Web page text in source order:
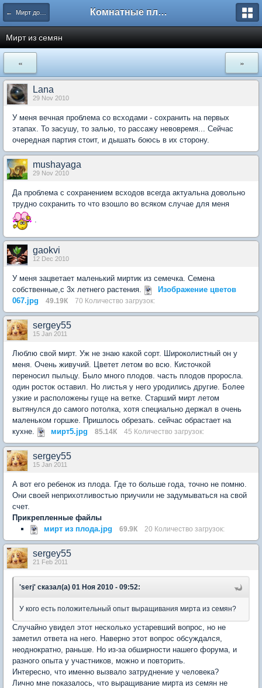
← Мирт дома твоего Комнатные плодовые экзоты
Мирт из семян
« »
Lana
29 Nov 2010
У меня вечная проблема со всходами - сохранить на первых
этапах. То засушу, то залью, то рассажу невовремя... Сейчас
очередная партия стоит, и дышать боюсь в их сторону.
mushayaga
29 Nov 2010
Да проблема с сохранением всходов всегда актуальна довольно
трудно сохранить то что взошло во всяком случае для меня
gaokvi
12 Dec 2010
У меня зацветает маленький миртик из семечка. Семена
собственные,с 3х летнего растения.
Изображение цветов
067.jpg
49.19К 70 Количество загрузок:
sergey55
15 Jan 2011
Люблю свой мирт. Уж не знаю какой сорт. Широколистный он у
меня. Очень живучий. Цветет летом во всю. Кисточкой
переносил пыльцу. Было много плодов. часть плодов проросла.
один росток оставил. Но листья у него уродились другие. Более
узкие и расположены гуще на ветке. Старший мирт летом
вытянулся до самого потолка, хотя специально держал в очень
маленьком горшке. Пришлось обрезать. сейчас обрастает на
кухне.
мирт5.jpg 85.14К 45 Количество загрузок:
sergey55
15 Jan 2011
А вот его ребенок из плода. Где то больше года, точно не помню.
Они своей неприхотливостью приучили не задумываться на свой
счет.
Прикрепленные файлы
мирт из плода.jpg
69.9К 20 Количество загрузок:
sergey55
21 Feb 2011
'serj' сказал(а) 01 Ноя 2010 - 09:52:
У кого есть положительный опыт выращивания мирта из семян?
Случайно увидел этот несколько устаревший вопрос, но не
заметил ответа на него. Наверно этот вопрос обсуждался,
неоднократно, раньше. Но из-за обширности нашего форума, и
разного опыта у участников, можно и повторить.
Интересно, что именно вызвало затруднение у человека?
Лично мне показалось, что выращивание мирта из семян не